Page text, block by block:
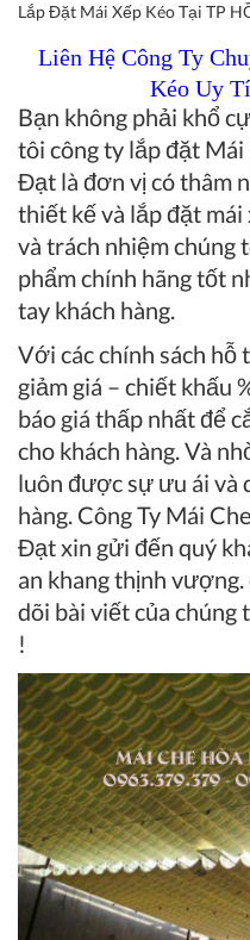
Lắp Đặt Mái Xếp Kéo Tại TP
Liên Hệ Công Ty
Kéo Uy
Bạn không phải khổ
tôi công ty lắp đặt Mái
Đạt là đơn vị có thâm
thiết kế và lắp đặt
và trách nhiệm chúng
phẩm chính hãng tốt
tay khách hàng.
Với các chính sách hỗ
giảm giá – chiết khấu
báo giá thấp nhất để
cho khách hàng. Và
luôn được sự ưu ái và
hàng. Công Ty Mái
Đạtxin gửi đến quý
an khang thịnh
dõi bài viết của chúng
!